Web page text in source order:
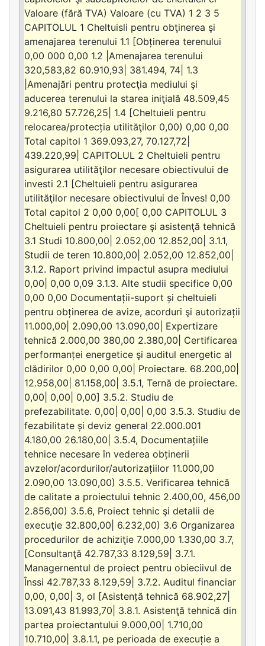
Valoare (fără TVA) Valoare (cu TVA) 1 2 3 5
CAPITOLUL 1 Cheltuisli pentru obţinerea şi
amenajarea terenului 1.1 [Obținerea terenului
0,00 000 0,00 1.2 |Amenajarea terenului
320,583,82 60.910,93| 381.494, 74| 1.3
|Amenajări pentru protecţia mediului şi
aducerea terenului la starea iniţială 48.509,45
9.216,80 57.726,25| 1.4 [Cheltuieli pentru
relocarea/protecția utilităţilor 0,00) 0,00 0,00
Total capitol 1 369.093,27, 70.127,72|
439.220,99| CAPITOLUL 2 Cheltuieli pentru
asigurarea utilităţilor necesare obiectivului de
investi 2.1 [Cheltuieli pentru asigurarea
utilităţilor necesare obiectivului de Înves! 0,00
Total capitol 2 0,00 0,00[ 0,00 CAPITOLUL 3
Cheltuieli pentru proiectare şi asistenţă tehnică
3.1 Studi 10.800,00| 2.052,00 12.852,00| 3.1.1,
Studii de teren 10.800,00| 2.052,00 12.852,00|
3.1.2. Raport privind impactul asupra mediului
0,00| 0,00 0,09 3.1.3. Alte studii specifice 0,00
0,00 0,00 Documentații-suport și cheltuieli
pentru obținerea de avize, acorduri şi autorizații
11.000,00| 2.090,00 13.090,00| Expertizare
tehnică 2.000,00 380,00 2.380,00| Certificarea
performanței energetice şi auditul energetic al
clădirilor 0,00 0,00 0,00| Proiectare. 68.200,00|
12.958,00| 81.158,00| 3.5.1, Ternă de proiectare.
0,00| 0,00| 0,00] 3.5.2. Studiu de
prefezabilitate. 0,00| 0,00| 0,00 3.5.3. Studiu de
fezabilitate și deviz general 22.000.001
4.180,00 26.180,00| 3.5.4, Documentațiile
tehnice necesare în vederea obținerii
avzelor/acordurilor/autorizațiilor 11.000,00
2.090,00 13.090,00) 3.5.5. Verificarea tehnică
de calitate a proiectului tehnic 2.400,00, 456,00
2.856,00) 3.5.6, Proiect tehnic şi detalii de
execuţie 32.800,00| 6.232,00) 3.6 Organizarea
procedurilor de achiziţie 7.000,00 1.330,00 3.7,
[Consultanţă 42.787,33 8.129,59| 3.7.1.
Managernentul de proiect pentru obieciivul de
Înssi 42.787,33 8.129,59| 3.7.2. Auditul financiar
0,00, 0,00| 3, ol [Asistență tehnică 68.902,27|
13.091,43 81.993,70| 3.8.1. Asistenţă tehnică din
partea proiectantului 9.000,00| 1.710,00
10.710,00| 3.8.1.1, pe perioada de execuție a